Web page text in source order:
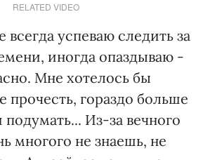
RELATED VIDEO
всегда успеваю следить за
иногда опаздываю -
Мне хотелось бы
прочесть, гораздо больше
Из-за вечного
многого не знаешь, не